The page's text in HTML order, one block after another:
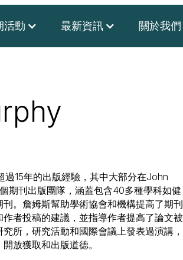
活動 最新資訊 關於我們
15年的出版經驗，其中大部分在John
期刊出版團隊，涵蓋包含40多種學科如健
。詹姆斯幫助學術協會和機構提高了期刊
者投稿的建議，並指導作者提高了論文被
所，研究活動和國際會議上發表過演講，
放獲取和出版道德。